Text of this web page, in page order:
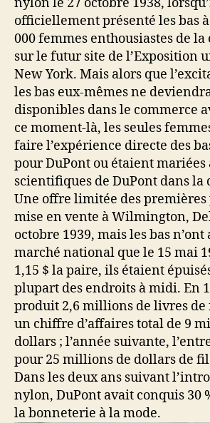
nylon le 27 octobre 1938,
officiellement présenté les bas
000 femmes enthousiastes de la
sur le futur site de l’Exposition
New York. Mais alors que
les bas eux-mêmes ne
disponibles dans le commerce
ce moment-là, les seules
faire l’expérience directe des
pour DuPont ou étaient mariées
scientifiques de DuPont dans
Une offre limitée des premières
mise en vente à Wilmington,
octobre 1939, mais les bas
marché national que le 15 mai
1,15 $ la paire, ils étaient
plupart des endroits à midi. En
produit 2,6 millions de livres
un chiffre d’affaires total de 9
dollars ; l’année suivante,
pour 25 millions de dollars de
Dans les deux ans suivant
nylon, DuPont avait conquis 30
la bonneterie à la mode.